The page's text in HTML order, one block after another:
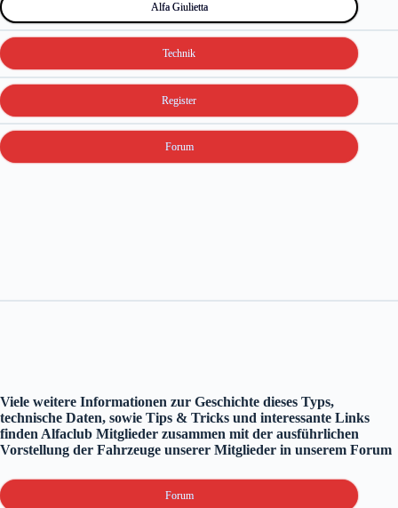
Alfa Giulietta
Technik
Register
Forum
Viele weitere Informationen zur Geschichte dieses Typs,
technische Daten, sowie Tips & Tricks und interessante Links
finden Alfaclub Mitglieder zusammen mit der ausführlichen
Vorstellung der Fahrzeuge unserer Mitglieder in unserem Forum
Forum